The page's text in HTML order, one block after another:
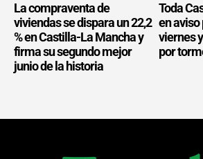
La compraventa de
viviendas se dispara un 22,2
% en Castilla-La Mancha y
firma su segundo mejor
junio de la historia
Toda
en aviso
viernes
por